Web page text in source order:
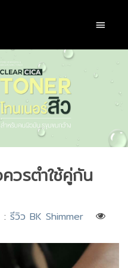
วรตำใช้คู่กัน
รีวิว BK Shimmer